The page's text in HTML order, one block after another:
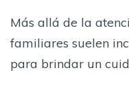
Más allá de la
familiares suelen
para brindar un